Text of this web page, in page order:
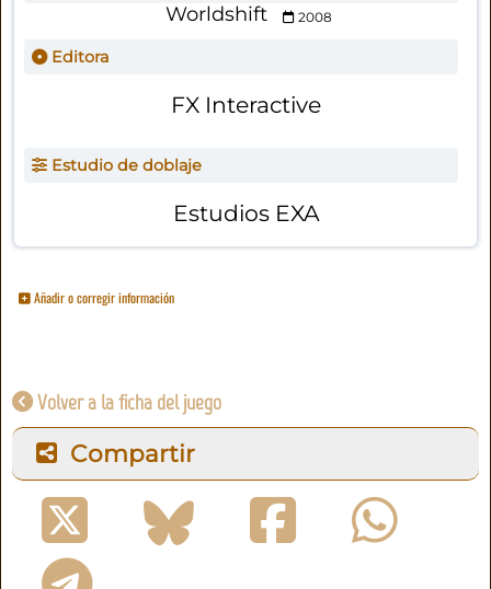
Worldshift 2008
Editora
FX Interactive
Estudio de doblaje
Estudios EXA
Añadir o corregir información
Volver a la ficha del juego
Compartir